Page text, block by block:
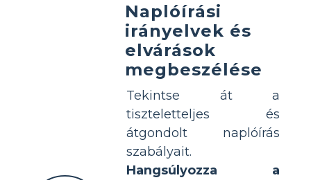
Naplóírási
irányelvek és
elvárások
megbeszélése
Tekintse át a
tiszteletteljes és
átgondolt naplóírás
szabályait.
Hangsúlyozza a